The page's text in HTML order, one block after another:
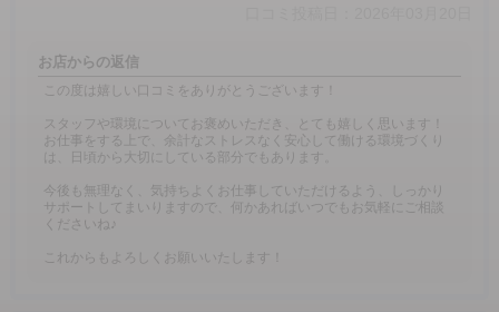
お店からの返信
この度は嬉しい口コミをありがとうございます！
スタッフや環境についてお褒めいただき、とても嬉しく思います！
お仕事をする上で、余計なストレスなく安心して働ける環境づくり
は、日頃から大切にしている部分でもあります。
今後も無理なく、気持ちよくお仕事していただけるよう、しっかり
サポートしてまいりますので、何かあればいつでもお気軽にご相談
くださいね♪
これからもよろしくお願いいたします！